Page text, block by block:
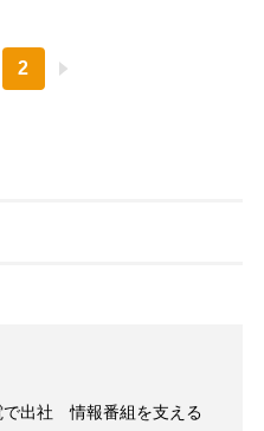
2
で出社 情報番組を支える